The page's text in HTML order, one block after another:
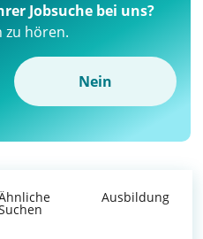
Jobsuche bei uns?
zu hören.
Nein
Ausbildung